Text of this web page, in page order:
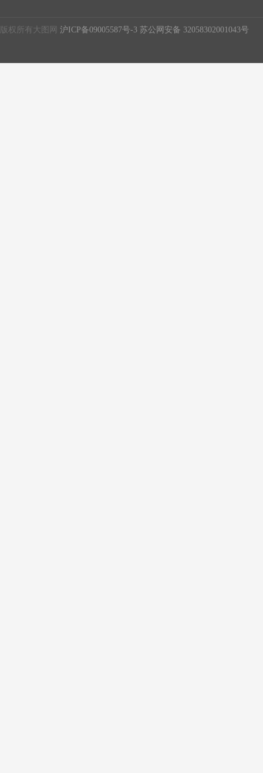
版权所有大图网 沪ICP备09005587号-3 苏公网安备 32058302001043号